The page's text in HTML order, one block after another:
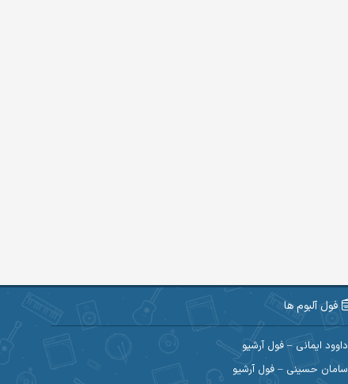
فول آلبوم ها
داوود ایمانی – فول آرشیو
سامان حسینی – فول آرشیو